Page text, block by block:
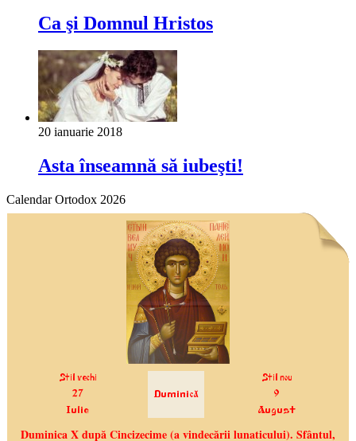
Ca şi Domnul Hristos
20 ianuarie 2018
Asta înseamnă să iubeşti!
Calendar Ortodox 2026